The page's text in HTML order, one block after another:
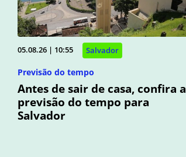
05.08.26 | 10:55 Salvador
Previsão do tempo
Antes de sair de casa, confira a
previsão do tempo para
Salvador